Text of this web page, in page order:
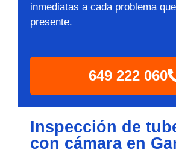
inmediatas a cada problema
presente.
649 222 060
Inspección de
con cámara en